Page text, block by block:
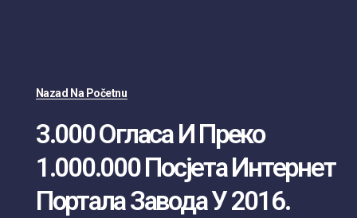
Nazad Na Početnu
3.000 Огласа И Преко
1.000.000 Посјета Интернет
Портала Завода У 2016.